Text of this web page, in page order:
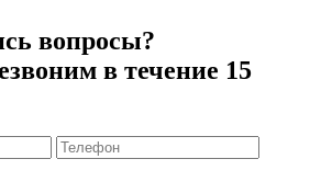
вопросы?
в течение 15